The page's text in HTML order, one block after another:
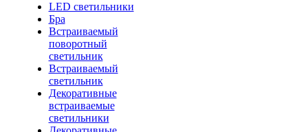
LED светильники
Бра
Встраиваемый
поворотный
светильник
Встраиваемый
светильник
Декоративные
встраиваемые
светильники